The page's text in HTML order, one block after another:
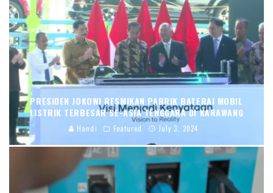
PRESIDEN JOKOWI RESMIKAN PABRIK BATERAI MOBIL
LISTRIK TERBESAR SE-ASIA TENGGARA DI KARAWANG
Handi Featured July 3, 2024